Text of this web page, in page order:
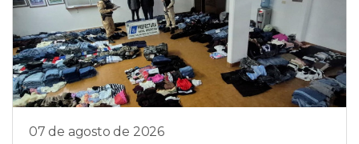
07 de agosto de 2026